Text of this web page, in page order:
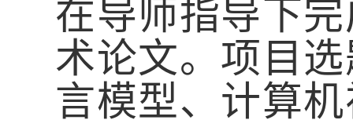
在导师指导下
术论文。项目
言模型、计算